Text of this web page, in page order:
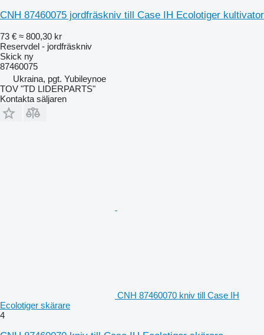
CNH 87460075 jordfräskniv till Case IH Ecolotiger kultivator
73 € ≈ 800,30 kr
Reservdel - jordfräskniv
Skick ny
87460075
Ukraina, pgt. Yubileynoe
TOV "TD LIDERPARTS"
Kontakta säljaren
CNH 87460070 kniv till Case IH
Ecolotiger skärare
4